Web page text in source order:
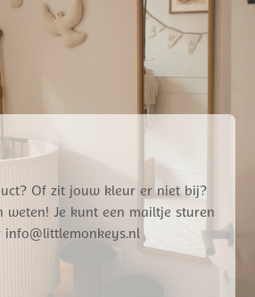
Of zit jouw kleur er niet bij?
weten! Je kunt een mailtje sturen
info@littlemonkeys.nl